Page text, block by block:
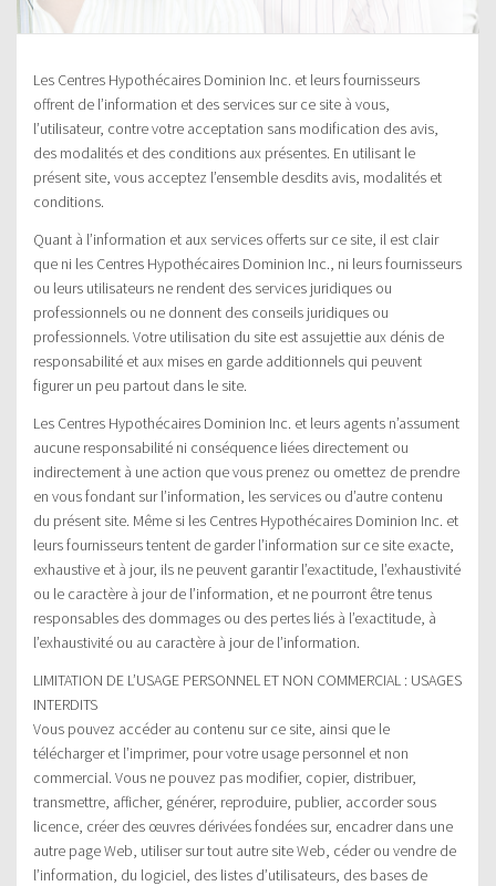
Les Centres Hypothécaires Dominion Inc. et leurs fournisseurs
offrent de l’information et des services sur ce site à vous,
l’utilisateur, contre votre acceptation sans modification des avis,
des modalités et des conditions aux présentes. En utilisant le
présent site, vous acceptez l’ensemble desdits avis, modalités et
conditions.
Quant à l’information et aux services offerts sur ce site, il est clair
que ni les Centres Hypothécaires Dominion Inc., ni leurs fournisseurs
ou leurs utilisateurs ne rendent des services juridiques ou
professionnels ou ne donnent des conseils juridiques ou
professionnels. Votre utilisation du site est assujettie aux dénis de
responsabilité et aux mises en garde additionnels qui peuvent
figurer un peu partout dans le site.
Les Centres Hypothécaires Dominion Inc. et leurs agents n’assument
aucune responsabilité ni conséquence liées directement ou
indirectement à une action que vous prenez ou omettez de prendre
en vous fondant sur l’information, les services ou d’autre contenu
du présent site. Même si les Centres Hypothécaires Dominion Inc. et
leurs fournisseurs tentent de garder l’information sur ce site exacte,
exhaustive et à jour, ils ne peuvent garantir l’exactitude, l’exhaustivité
ou le caractère à jour de l’information, et ne pourront être tenus
responsables des dommages ou des pertes liés à l’exactitude, à
l’exhaustivité ou au caractère à jour de l’information.
LIMITATION DE L’USAGE PERSONNEL ET NON COMMERCIAL : USAGES
INTERDITS
Vous pouvez accéder au contenu sur ce site, ainsi que le
télécharger et l’imprimer, pour votre usage personnel et non
commercial. Vous ne pouvez pas modifier, copier, distribuer,
transmettre, afficher, générer, reproduire, publier, accorder sous
licence, créer des œuvres dérivées fondées sur, encadrer dans une
autre page Web, utiliser sur tout autre site Web, céder ou vendre de
l’information, du logiciel, des listes d’utilisateurs, des bases de